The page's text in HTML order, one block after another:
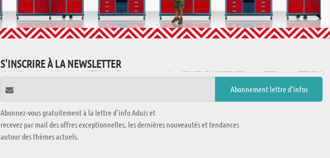
S'INSCRIRE À LA NEWSLETTER
Abonnez-vous gratuitement à la lettre d'info Aduis et
recevez par mail des offres exceptionnelles, les dernières nouveautés et tendances
autour des thèmes actuels.